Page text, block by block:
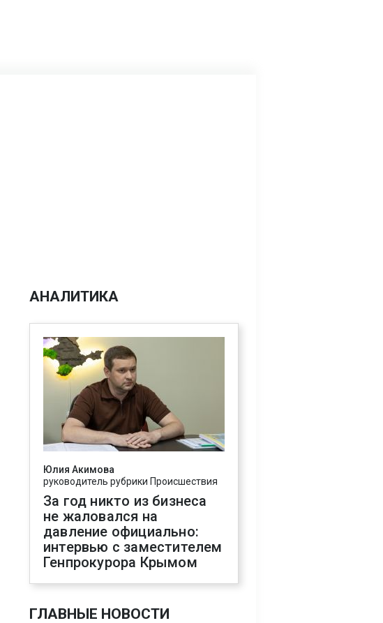
АНАЛИТИКА
Юлия Акимова
руководитель рубрики Происшествия
За год никто из бизнеса
не жаловался на
давление официально:
интервью с заместителем
Генпрокурора Крымом
ГЛАВНЫЕ НОВОСТИ